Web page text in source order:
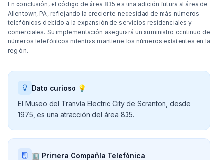
En conclusión, el código de área 835 es una adición futura al área de
Allentown, PA, reflejando la creciente necesidad de más números
telefónicos debido a la expansión de servicios residenciales y
comerciales. Su implementación asegurará un suministro continuo de
números telefónicos mientras mantiene los números existentes en la
región.
Dato curioso 💡
El Museo del Tranvía Electric City de Scranton, desde
1975, es una atracción del área 835.
🏢 Primera Compañía Telefónica